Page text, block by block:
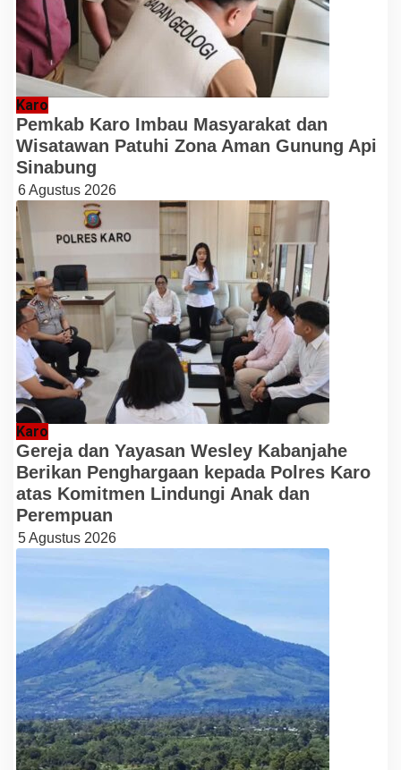
Karo
Pemkab Karo Imbau Masyarakat dan
Wisatawan Patuhi Zona Aman Gunung Api
Sinabung
6 Agustus 2026
Karo
Gereja dan Yayasan Wesley Kabanjahe
Berikan Penghargaan kepada Polres Karo
atas Komitmen Lindungi Anak dan
Perempuan
5 Agustus 2026